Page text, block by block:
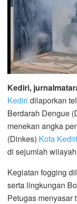
Kediri,
Kediri dilaporkan
Berdarah Dengue
menekan angka
(Dinkes) Kota Kediri
di sejumlah
Kegiatan fogging
serta lingkungan
Petugas menyasar